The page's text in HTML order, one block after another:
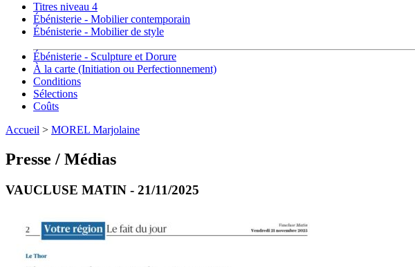
Titres niveau 4
Ébénisterie - Mobilier contemporain
Ébénisterie - Mobilier de style
Ébénisterie - Sculpture et Dorure
À la carte (Initiation ou Perfectionnement)
Conditions
Sélections
Coûts
Accueil > MOREL Marjolaine
Presse / Médias
VAUCLUSE MATIN - 21/11/2025